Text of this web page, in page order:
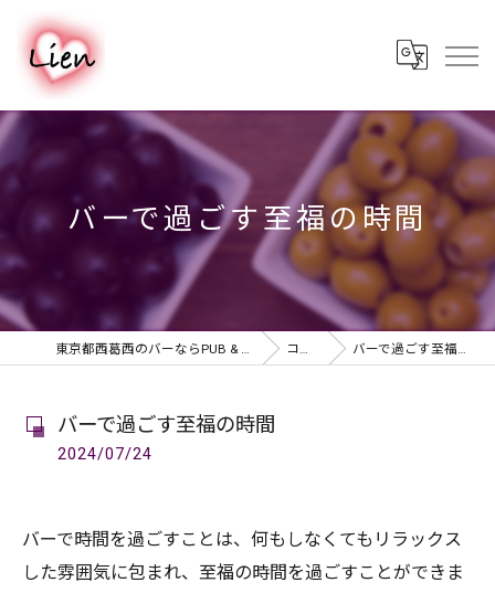
バーで過ごす至福の時間
東京都西葛西のバーならPUB & BAR Lien コラム バーで過ごす至福の時間
バーで過ごす至福の時間
2024/07/24
バーで時間を過ごすことは、何もしなくてもリラックス
した雰囲気に包まれ、至福の時間を過ごすことができま